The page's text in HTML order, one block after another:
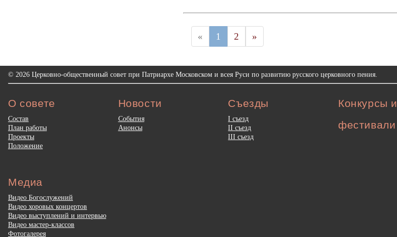
« 1 2 »
© 2026 Церковно-общественный совет при Патриархе Московском и всея Руси по развитию русского церковного пения.
О совете
Состав
План работы
Проекты
Положение
Новости
События
Анонсы
Съезды
I съезд
II съезд
III съезд
Конкурсы и
фестивали
Медиа
Видео Богослужений
Видео хоровых концертов
Видео выступлений и интервью
Видео мастер-классов
Фотогалерея